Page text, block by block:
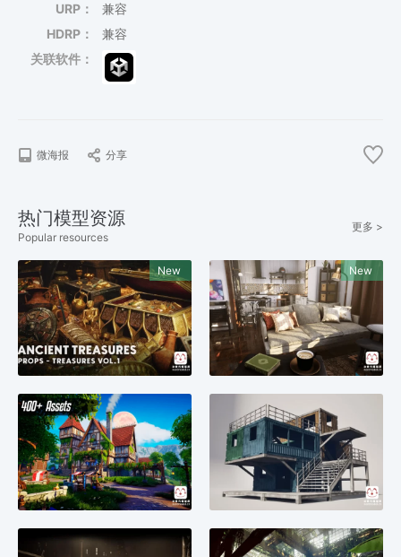
URP：
兼容
HDRP：
兼容
关联软件：
微海报 分享
热门模型资源
Popular resources
更多 >